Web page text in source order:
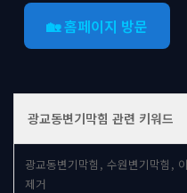
🏡 홈페이지 방문
광교동변기막힘 관련 키워드
광교동변기막힘, 수원변기막힘,
제거